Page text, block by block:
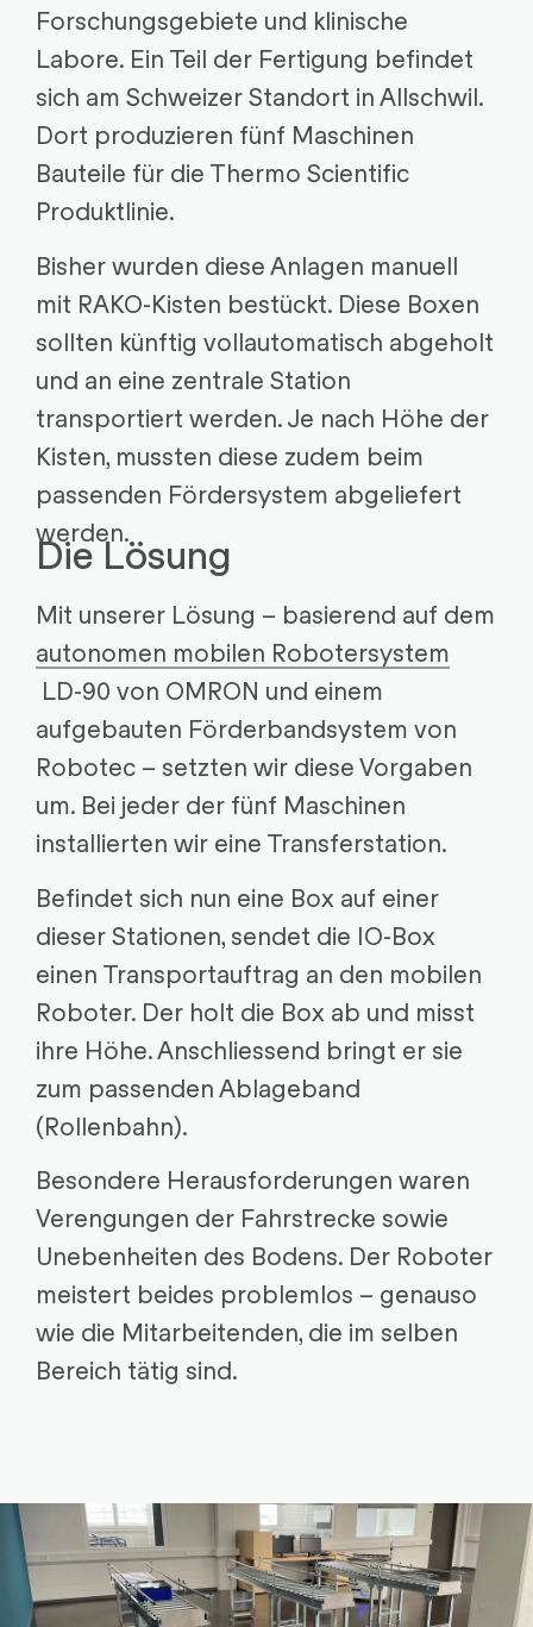
Forschungsgebiete und klinische
Labore. Ein Teil der Fertigung befindet
sich am Schweizer Standort in Allschwil.
Dort produzieren fünf Maschinen
Bauteile für die Thermo Scientific
Produktlinie.
Bisher wurden diese Anlagen manuell
mit RAKO-Kisten bestückt. Diese Boxen
sollten künftig vollautomatisch abgeholt
und an eine zentrale Station
transportiert werden. Je nach Höhe der
Kisten, mussten diese zudem beim
passenden Fördersystem abgeliefert
werden.
Die Lösung
Mit unserer Lösung – basierend auf dem
autonomen mobilen Robotersystem
LD-90 von OMRON und einem
aufgebauten Förderbandsystem von
Robotec – setzten wir diese Vorgaben
um. Bei jeder der fünf Maschinen
installierten wir eine Transferstation.
Befindet sich nun eine Box auf einer
dieser Stationen, sendet die IO-Box
einen Transportauftrag an den mobilen
Roboter. Der holt die Box ab und misst
ihre Höhe. Anschliessend bringt er sie
zum passenden Ablageband
(Rollenbahn).
Besondere Herausforderungen waren
Verengungen der Fahrstrecke sowie
Unebenheiten des Bodens. Der Roboter
meistert beides problemlos – genauso
wie die Mitarbeitenden, die im selben
Bereich tätig sind.